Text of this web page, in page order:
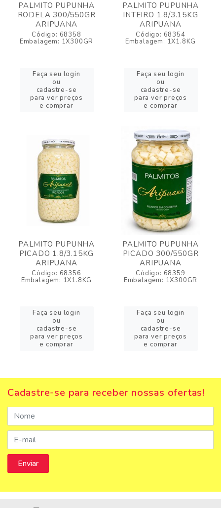
PALMITO PUPUNHA
RODELA 300/550GR
ARIPUANA
Código: 68358
Embalagem: 1X300GR
Faça seu login
ou
cadastre-se
para ver preços
e comprar
PALMITO PUPUNHA
INTEIRO 1.8/3.15KG
ARIPUANA
Código: 68354
Embalagem: 1X1.8KG
Faça seu login
ou
cadastre-se
para ver preços
e comprar
PALMITO PUPUNHA
PICADO 1.8/3.15KG
ARIPUANA
Código: 68356
Embalagem: 1X1.8KG
Faça seu login
ou
cadastre-se
para ver preços
e comprar
PALMITO PUPUNHA
PICADO 300/550GR
ARIPUANA
Código: 68359
Embalagem: 1X300GR
Faça seu login
ou
cadastre-se
para ver preços
e comprar
Cadastre-se para receber nossas ofertas!